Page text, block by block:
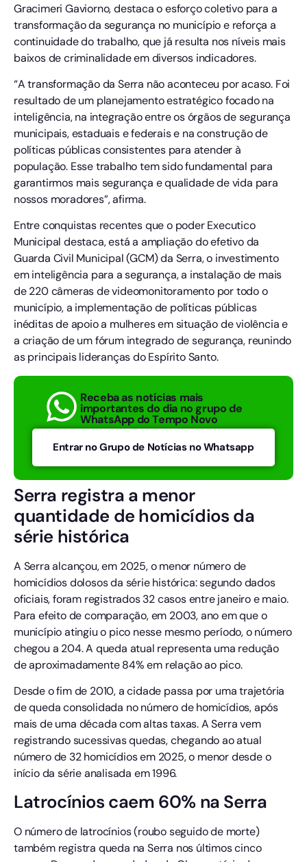
Gracimeri Gaviorno, destaca o esforço coletivo para a
transformação da segurança no município e reforça a
continuidade do trabalho, que já resulta nos níveis mais
baixos de criminalidade em diversos indicadores.
“A transformação da Serra não aconteceu por acaso. Foi
resultado de um planejamento estratégico focado na
inteligência, na integração entre os órgãos de segurança
municipais, estaduais e federais e na construção de
políticas públicas consistentes para atender à
população. Esse trabalho tem sido fundamental para
garantirmos mais segurança e qualidade de vida para
nossos moradores”, afirma.
Entre conquistas recentes que o poder Executico
Municipal destaca, está a ampliação do efetivo da
Guarda Civil Municipal (GCM) da Serra, o investimento
em inteligência para a segurança, a instalação de mais
de 220 câmeras de videomonitoramento por todo o
município, a implementação de políticas públicas
inéditas de apoio a mulheres em situação de violência e
a criação de um fórum integrado de segurança, reunindo
as principais lideranças do Espírito Santo.
Receba as notícias mais
importantes do dia no grupo de
WhatsApp do Tempo Novo
Entrar no Grupo de Notícias no Whatsapp
Serra registra a menor
quantidade de homicídios da
série histórica
A Serra alcançou, em 2025, o menor número de
homicídios dolosos da série histórica: segundo dados
oficiais, foram registrados 32 casos entre janeiro e maio.
Para efeito de comparação, em 2003, ano em que o
município atingiu o pico nesse mesmo período, o número
chegou a 204. A queda atual representa uma redução
de aproximadamente 84% em relação ao pico.
Desde o fim de 2010, a cidade passa por uma trajetória
de queda consolidada no número de homicídios, após
mais de uma década com altas taxas. A Serra vem
registrando sucessivas quedas, chegando ao atual
número de 32 homicídios em 2025, o menor desde o
início da série analisada em 1996.
Latrocínios caem 60% na Serra
O número de latrocínios (roubo seguido de morte)
também registra queda na Serra nos últimos cinco